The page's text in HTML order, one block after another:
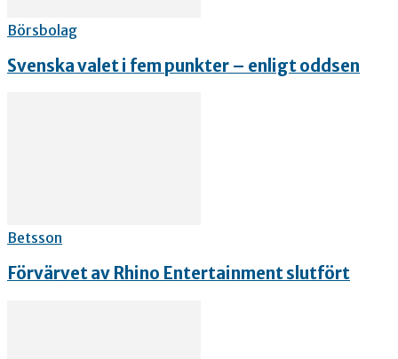
Börsbolag
Svenska valet i fem punkter – enligt oddsen
Betsson
Förvärvet av Rhino Entertainment slutfört